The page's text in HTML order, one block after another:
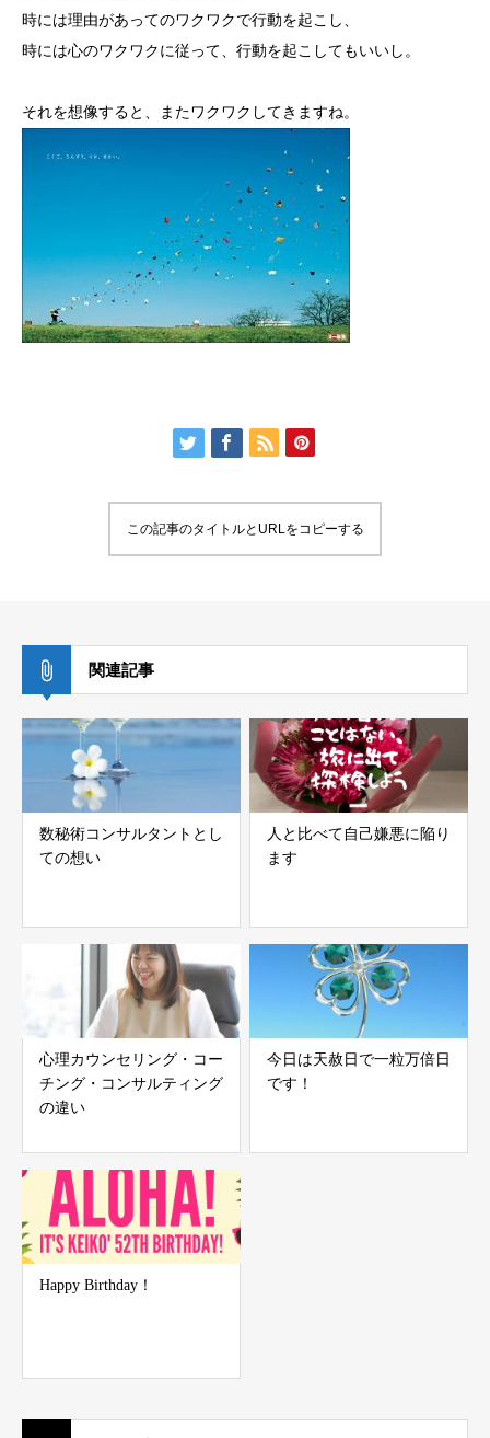
時には理由があってのワクワクで行動を起こし、
時には心のワクワクに従って、行動を起こしてもいいし。
それを想像すると、またワクワクしてきますね。
この記事のタイトルとURLをコピーする
関連記事
数秘術コンサルタントとし
ての想い
人と比べて自己嫌悪に陥り
ます
心理カウンセリング・コー
チング・コンサルティング
の違い
今日は天赦日で一粒万倍日
です！
Happy Birthday！